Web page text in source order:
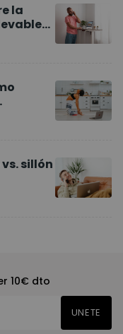
la
sillón
10€ dto
UNETE